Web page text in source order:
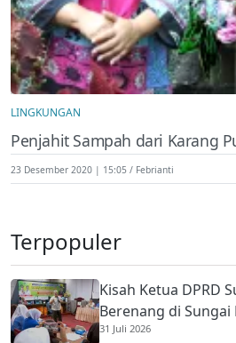
LINGKUNGAN
Penjahit Sampah dari Karang
23 Desember 2020 | 15:05 Febrianti
Terpopuler
Kisah Ketua DPRD
Berenang di Sungai
Membantu Ekonomi
31 Juli 2026